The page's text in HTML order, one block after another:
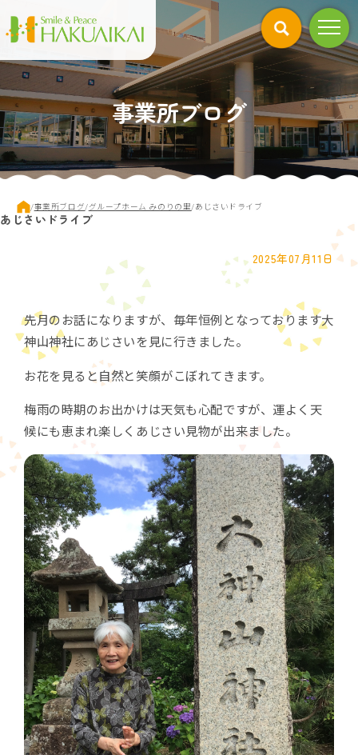
事業所ブログ
現
在
/事業所ブログ/グループホーム みのりの里/あじさいドライブ
あじさいドライブ
2025年07月11日
先月のお話になりますが、毎年恒例となっております大
神山神社にあじさいを見に行きました。
お花を見ると自然と笑顔がこぼれてきます。
梅雨の時期のお出かけは天気も心配ですが、運よく天
候にも恵まれ楽しくあじさい見物が出来ました。